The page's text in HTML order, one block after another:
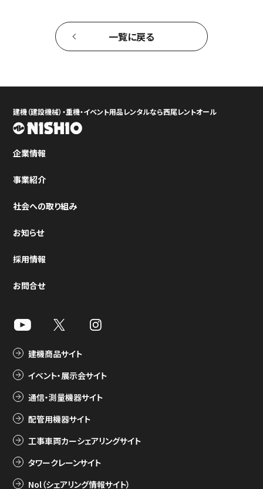
一覧に戻る
建機（建設機械）・重機・イベント用品レンタルなら西尾レントオール
企業情報
事業紹介
社会への取り組み
お知らせ
採用情報
お問合せ
建機商品サイト
イベント・展示会サイト
通信・測量機器サイト
配管用機器サイト
工事車両カーシェアリングサイト
タワークレーンサイト
Nol（シェアリング情報サイト）